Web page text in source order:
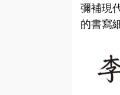
彌補現
的書寫